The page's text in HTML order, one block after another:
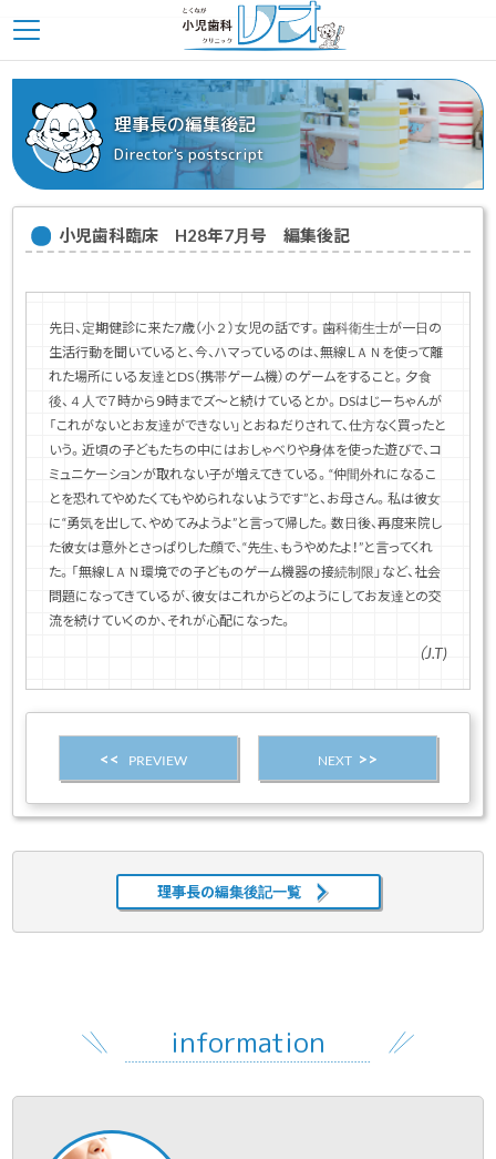
理事長の編集後記
Director's postscript
小児歯科臨床 H28年7月号 編集後記
先日、定期健診に来た7歳（小２）女児の話です。歯科衛生士が一日の
生活行動を聞いていると、今、ハマっているのは、無線ＬＡＮを使って離
れた場所にいる友達とDS（携帯ゲーム機）のゲームをすること。夕食
後、４人で７時から９時までズ～と続けているとか。DSはじーちゃんが
「これがないとお友達ができない」とおねだりされて、仕方なく買ったと
いう。近頃の子どもたちの中にはおしゃべりや身体を使った遊びで、コ
ミュニケーションが取れない子が増えてきている。“仲間外れになるこ
とを恐れてやめたくてもやめられないようです”と、お母さん。私は彼女
に“勇気を出して、やめてみようよ”と言って帰した。数日後、再度来院し
た彼女は意外とさっぱりした顔で、“先生、もうやめたよ！”と言ってくれ
た。「無線ＬＡＮ環境での子どものゲーム機器の接続制限」など、社会
問題になってきているが、彼女はこれからどのようにしてお友達との交
流を続けていくのか、それが心配になった。
（J.T)
PREVIEW NEXT
理事長の編集後記一覧
information